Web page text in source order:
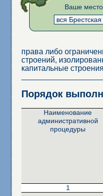
Ваше
права либо
строений,
капитальные
Порядок
Наименование
административной
процедуры
1